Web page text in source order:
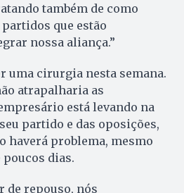
também de como
que estão
nossa aliança.”
uma cirurgia nesta semana.
atrapalharia as
está levando na
partido e das oposições,
haverá problema, mesmo
dias.
de repouso, nós